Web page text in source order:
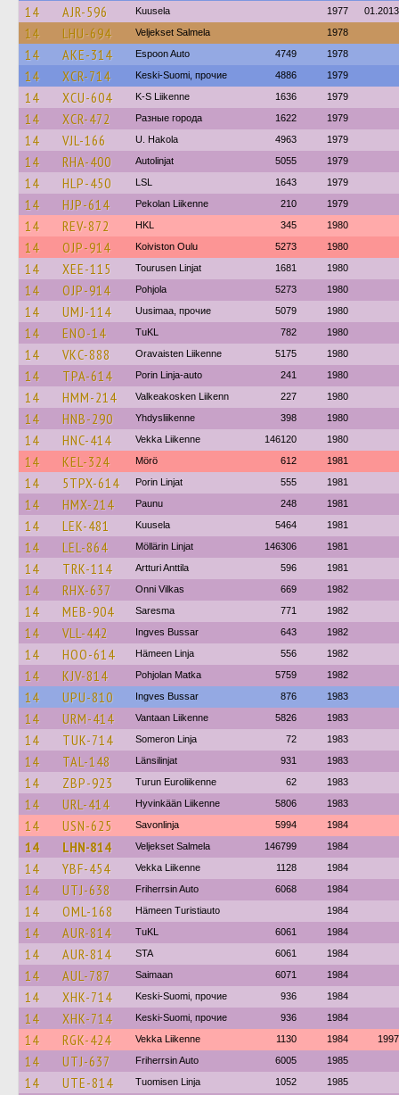
14 AJR-596 Kuusela 1977 01.2013
14 LHU-694 Veljekset Salmela 1978
14 AKE-314 Espoon Auto 4749 1978
14 XCR-714 Keski-Suomi, прочие 4886 1979
14 XCU-604 K-S Liikenne 1636 1979
14 XCR-472 Разные города 1622 1979
14 VJL-166 U. Hakola 4963 1979
14 RHA-400 Autolinjat 5055 1979
14 HLP-450 LSL 1643 1979
14 HJP-614 Pekolan Liikenne 210 1979
14 REV-872 HKL 345 1980
14 OJP-914 Koiviston Oulu 5273 1980
14 XEE-115 Tourusen Linjat 1681 1980
14 OJP-914 Pohjola 5273 1980
14 UMJ-114 Uusimaa, прочие 5079 1980
14 ENO-14 TuKL 782 1980
14 VKC-888 Oravaisten Liikenne 5175 1980
14 TPA-614 Porin Linja-auto 241 1980
14 HMM-214 Valkeakosken Liikenn 227 1980
14 HNB-290 Yhdysliikenne 398 1980
14 HNC-414 Vekka Liikenne 146120 1980
14 KEL-324 Mörö 612 1981
14 5TPX-614 Porin Linjat 555 1981
14 HMX-214 Paunu 248 1981
14 LEK-481 Kuusela 5464 1981
14 LEL-864 Möllärin Linjat 146306 1981
14 TRK-114 Artturi Anttila 596 1981
14 RHX-637 Onni Vilkas 669 1982
14 MEB-904 Saresma 771 1982
14 VLL-442 Ingves Bussar 643 1982
14 HOO-614 Hämeen Linja 556 1982
14 KJV-814 Pohjolan Matka 5759 1982
14 UPU-810 Ingves Bussar 876 1983
14 URM-414 Vantaan Liikenne 5826 1983
14 TUK-714 Someron Linja 72 1983
14 TAL-148 Länsilinjat 931 1983
14 ZBP-923 Turun Euroliikenne 62 1983
14 URL-414 Hyvinkään Liikenne 5806 1983
14 USN-625 Savonlinja 5994 1984
14 LHN-814 Veljekset Salmela 146799 1984
14 YBF-454 Vekka Liikenne 1128 1984
14 UTJ-638 Friherrsin Auto 6068 1984
14 OML-168 Hämeen Turistiauto 1984
14 AUR-814 TuKL 6061 1984
14 AUR-814 STA 6061 1984
14 AUL-787 Saimaan 6071 1984
14 XHK-714 Keski-Suomi, прочие 936 1984
14 XHK-714 Keski-Suomi, прочие 936 1984
14 RGK-424 Vekka Liikenne 1130 1984 1997
14 UTJ-637 Friherrsin Auto 6005 1985
14 UTE-814 Tuomisen Linja 1052 1985